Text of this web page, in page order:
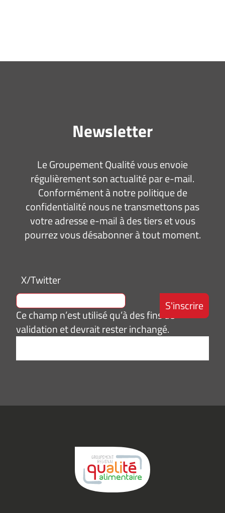
Newsletter
Le Groupement Qualité vous envoie
régulièrement son actualité par e-mail.
Conformément à notre politique de
confidentialité nous ne transmettons pas
votre adresse e-mail à des tiers et vous
pourrez vous désabonner à tout moment.
X/Twitter
Ce champ n’est utilisé qu’à des fins de
validation et devrait rester inchangé.
e-